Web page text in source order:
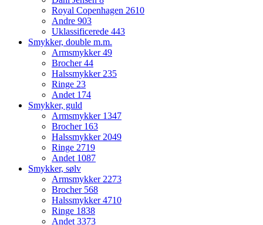
Royal Copenhagen 2610
Andre 903
Uklassificerede 443
Smykker, double m.m.
Armsmykker49
Brocher44
Halssmykker 235
Ringe 23
Andet 174
Smykker, guld
Armsmykker 1347
Brocher 163
Halssmykker 2049
Ringe 2719
Andet 1087
Smykker, sølv
Armsmykker 2273
Brocher 568
Halssmykker4710
Ringe 1838
Andet 3373